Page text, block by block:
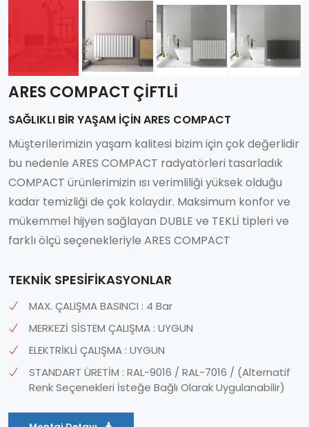
ARES COMPACT ÇIFTLI
SAĞLIKLI BİR YAŞAM İÇİN ARES COMPACT
Müşterilerimizin yaşam kalitesi bizim için çok değerlidir
bu nedenle ARES COMPACT radyatörleri tasarladık
COMPACT ürünlerimizin ısı verimliliği yüksek olduğu
kadar temizliği de çok kolaydır. Maksimum konfor ve
mükemmel hijyen sağlayan DUBLE ve TEKLİ tipleri ve
farklı ölçü seçenekleriyle ARES COMPACT
TEKNİK SPESİFİKASYONLAR
MAX. ÇALIŞMA BASINCI : 4 Bar
MERKEZİ SİSTEM ÇALIŞMA : UYGUN
ELEKTRİKLİ ÇALIŞMA : UYGUN
STANDART ÜRETİM : RAL-9016 / RAL-7016 / (Alternatif
Renk Seçenekleri İsteğe Bağlı Olarak Uygulanabilir)